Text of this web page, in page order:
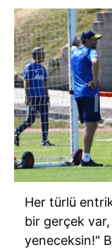
Her türlü
bir gerçek
yeneceksin!"